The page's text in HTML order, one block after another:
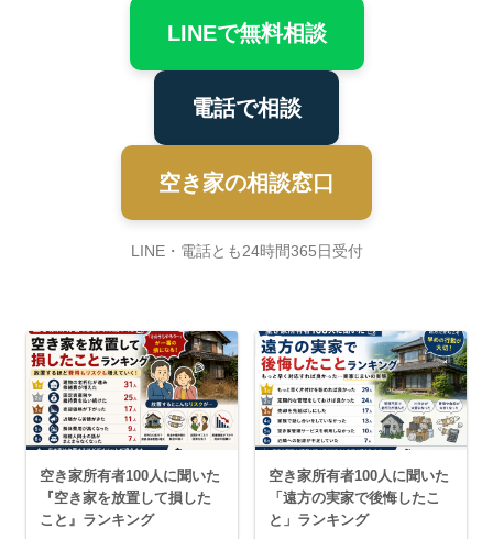
LINEで無料相談
電話で相談
空き家の相談窓口
LINE・電話とも24時間365日受付
空き家所有者100人に聞いた
『空き家を放置して損した
こと』ランキング
空き家所有者100人に聞いた
「遠方の実家で後悔したこ
と」ランキング